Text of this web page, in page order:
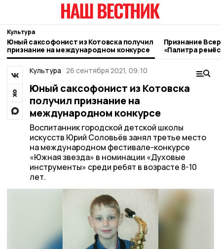
Культура
Юный саксофонист из Котовска получил
признание на международном конкурсе
Признание
«Палитра
котовские
Культура 26 сентября 2021, 09:10
Юный саксофонист из Котовска
получил признание на
международном конкурсе
Воспитанник городской детской школы
искусств Юрий Соловьёв занял третье место
на международном фестивале-конкурсе
«Южная звезда» в номинации «Духовые
инструменты» среди ребят в возрасте 8-10
лет.